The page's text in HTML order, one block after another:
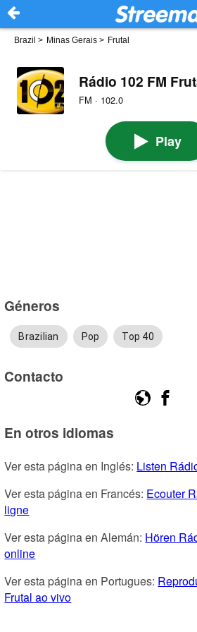
Brazil > Minas Gerais > Frutal
Rádio 102 FM
FM · 102.0
Play
Géneros
Brazilian Pop Top 40
Contacto
En otros idiomas
Ver esta página en Inglés: Listen
Ver esta página en Francés: Ecouter
ligne
Ver esta página en Alemán: Hören
online
Ver esta página en Portugues:
Frutal ao vivo